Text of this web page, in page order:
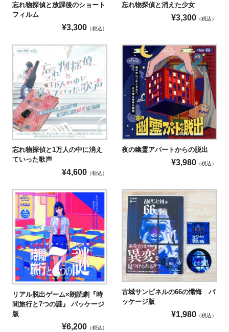
してご参加ください。
その他身体による制限
以下に該当される方は、ゲームのすべての内容
をお楽しみいただけない可能性がございます。
パソコンなどの画面を長時間見るのが苦手な
方
忘れ物探偵と放課後のショート
フィルム
¥3,300 （税込）
忘れ物探偵と消えた少女
¥3,300 （税込）
忘れ物探偵と1万人の中に消え
ていった歌声
¥4,600 （税込）
夜の幽霊アパートからの脱出
¥3,980 （税込）
リアル脱出ゲーム×朗読劇『時
間旅行と7つの謎』 パッケージ
版
¥6,200 （税込）
古城サンピネルの66の懺悔 パ
ッケージ版
¥1,980 （税込）